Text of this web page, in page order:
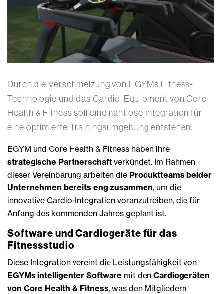
Durch die Verschmelzung von EGYMs Fitness-
Technologie und das Cardio-Equipment von Core
Health & Fitness soll eine nahtlose Integration für
eine optimierte Trainingsumgebung entstehen.
EGYM und Core Health & Fitness haben ihre
strategische Partnerschaft verkündet. Im Rahmen
dieser Vereinbarung arbeiten die Produktteams beider
Unternehmen bereits eng zusammen, um die
innovative Cardio-Integration voranzutreiben, die für
Anfang des kommenden Jahres geplant ist.
Software und Cardiogeräte für das
Fitnessstudio
Diese Integration vereint die Leistungsfähigkeit von
EGYMs intelligenter Software mit den Cardiogeräten
von Core Health & Fitness, was den Mitgliedern